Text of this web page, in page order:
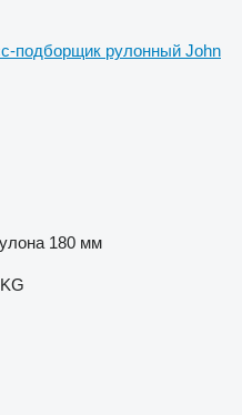
подборщик рулонный John
180 мм